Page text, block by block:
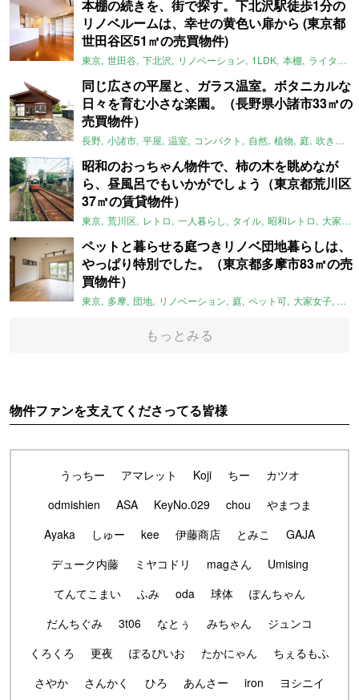
本棚の続きを、街で探す。下北沢駅徒歩1分の
リノベルームは、幸せの黄色い扉から (東京都
世田谷区51㎡の売買物件)
東京 世田谷 下北沢 リノベーション 1LDK 本棚 ライター：ほしりょうこ
同じ広さの平屋と、ガラス温室。ボタニカルな
日々を育む小さな楽園。（長野県小諸市33㎡の
売買物件）
長野 小諸市 平屋 温室 コンパクト 自然 植物 庭 吹き抜け
昭和のおっちゃん物件で、柿の木を眺めなが
ら、昼風呂でもいかがでしょう（東京都荒川区
37㎡の賃貸物件）
東京 荒川区 レトロ 一人暮らし タイル 昭和レトロ 大家女子
ペットと暮らせる庭つきリノベ団地暮らしは、
やっぱり特別でした。（東京都多摩市83㎡の売
買物件）
東京 多摩 団地 リノベーション 庭 ペット可 大家女子 団
もっとみる
物件ファンを支えてくださってる皆様
うっちー アマレット Koji ちー
カツオ
odmishien
ASA KeyNo.029 chou
やまつま
Ayaka
しゅー kee 伊藤商店 とみこ
GAJA
デューク内藤
ミヤコドリ magさん
Umising
てんてこまい
ふみ oda 球体
ぽんちゃん
だんちぐみ
3t06 なとぅ みちゃん
ジュンコ
くろくろ
更夜 ぽるぴいお たかにゃん
ちぇるもふ
さやか
さんかく ひろ あんさー iron
ヨシニイ